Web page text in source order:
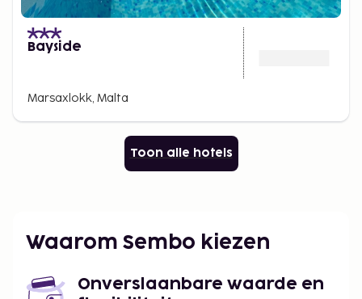
Bayside
Marsaxlokk, Malta
Toon alle hotels
Waarom Sembo kiezen
Onverslaanbare waarde en